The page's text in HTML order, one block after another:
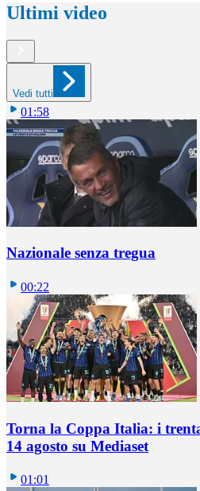
Ultimi video
Vedi tutti
01:58
Nazionale senza tregua
00:22
Torna la Coppa Italia: i
14 agosto su Mediaset
01:01